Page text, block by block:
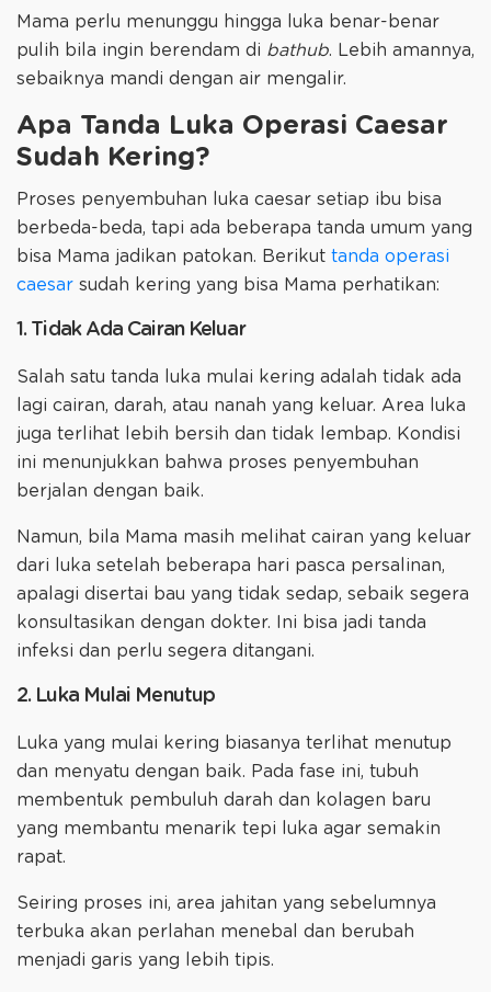
Mama perlu menunggu hingga luka benar-benar
pulih bila ingin berendam di bathub. Lebih amannya,
sebaiknya mandi dengan air mengalir.
Apa Tanda Luka Operasi Caesar
Sudah Kering?
Proses penyembuhan luka caesar setiap ibu bisa
berbeda-beda, tapi ada beberapa tanda umum yang
bisa Mama jadikan patokan. Berikut tanda operasi
caesar sudah kering yang bisa Mama perhatikan:
1. Tidak Ada Cairan Keluar
Salah satu tanda luka mulai kering adalah tidak ada
lagi cairan, darah, atau nanah yang keluar. Area luka
juga terlihat lebih bersih dan tidak lembap. Kondisi
ini menunjukkan bahwa proses penyembuhan
berjalan dengan baik.
Namun, bila Mama masih melihat cairan yang keluar
dari luka setelah beberapa hari pasca persalinan,
apalagi disertai bau yang tidak sedap, sebaik segera
konsultasikan dengan dokter. Ini bisa jadi tanda
infeksi dan perlu segera ditangani.
2. Luka Mulai Menutup
Luka yang mulai kering biasanya terlihat menutup
dan menyatu dengan baik. Pada fase ini, tubuh
membentuk pembuluh darah dan kolagen baru
yang membantu menarik tepi luka agar semakin
rapat.
Seiring proses ini, area jahitan yang sebelumnya
terbuka akan perlahan menebal dan berubah
menjadi garis yang lebih tipis.